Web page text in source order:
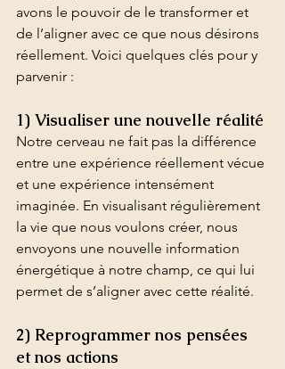
avons le pouvoir de le transformer et
de l’aligner avec ce que nous désirons
réellement. Voici quelques clés pour y
parvenir :
1) Visualiser une nouvelle réalité
Notre cerveau ne fait pas la différence
entre une expérience réellement vécue
et une expérience intensément
imaginée. En visualisant régulièrement
la vie que nous voulons créer, nous
envoyons une nouvelle information
énergétique à notre champ, ce qui lui
permet de s’aligner avec cette réalité.
2) Reprogrammer nos pensées
et nos actions